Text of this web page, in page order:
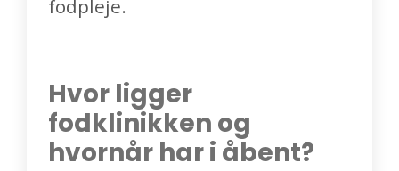
fodpleje.
Hvor ligger
fodklinikken og
hvornår har i åbent?